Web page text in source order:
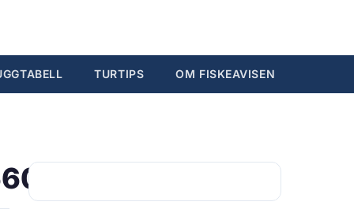
TURTIPS OM FISKEAVISEN